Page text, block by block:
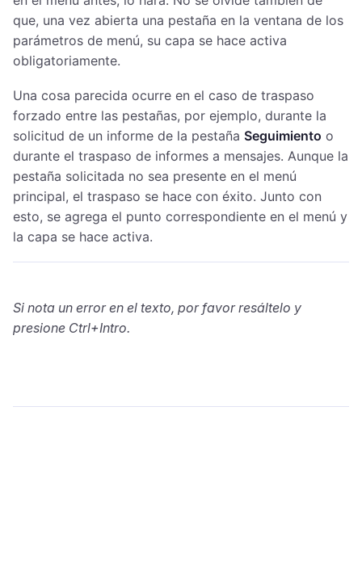
que, una vez abierta una pestaña en la ventana de los
parámetros de menú, su capa se hace activa
obligatoriamente.
Una cosa parecida ocurre en el caso de traspaso
forzado entre las pestañas, por ejemplo, durante la
solicitud de un informe de la pestaña Seguimiento o
durante el traspaso de informes a mensajes. Aunque la
pestaña solicitada no sea presente en el menú
principal, el traspaso se hace con éxito. Junto con
esto, se agrega el punto correspondiente en el menú y
la capa se hace activa.
Si nota un error en el texto, por favor resáltelo y
presione Ctrl+Intro.